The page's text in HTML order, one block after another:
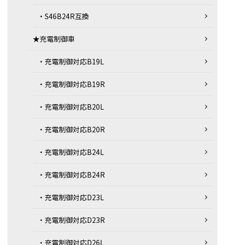
・S46B24R互換
★充電制御車
・充電制御対応B19L
・充電制御対応B19R
・充電制御対応B20L
・充電制御対応B20R
・充電制御対応B24L
・充電制御対応B24R
・充電制御対応D23L
・充電制御対応D23R
・充電制御対応D26L